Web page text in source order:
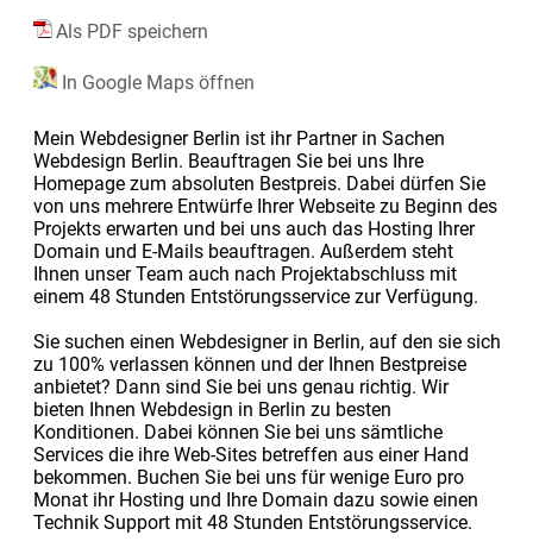
Als PDF speichern
In Google Maps öffnen
Mein Webdesigner Berlin ist ihr Partner in Sachen
Webdesign Berlin. Beauftragen Sie bei uns Ihre
Homepage zum absoluten Bestpreis. Dabei dürfen Sie
von uns mehrere Entwürfe Ihrer Webseite zu Beginn des
Projekts erwarten und bei uns auch das Hosting Ihrer
Domain und E-Mails beauftragen. Außerdem steht
Ihnen unser Team auch nach Projektabschluss mit
einem 48 Stunden Entstörungsservice zur Verfügung.
Sie suchen einen Webdesigner in Berlin, auf den sie sich
zu 100% verlassen können und der Ihnen Bestpreise
anbietet? Dann sind Sie bei uns genau richtig. Wir
bieten Ihnen Webdesign in Berlin zu besten
Konditionen. Dabei können Sie bei uns sämtliche
Services die ihre Web-Sites betreffen aus einer Hand
bekommen. Buchen Sie bei uns für wenige Euro pro
Monat ihr Hosting und Ihre Domain dazu sowie einen
Technik Support mit 48 Stunden Entstörungsservice.